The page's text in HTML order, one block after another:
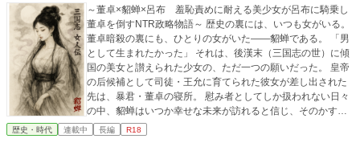
～董卓×貂蝉×呂布 羞恥責めに耐える美少女が呂布に騎乗し
董卓を倒すNTR政略物語～ 歴史の裏には、いつも女がいる。
董卓暗殺の裏にも、ひとりの女がいた――貂蝉である。 「男
として生まれたかった」 それは、後漢末（三国志の世）に傾
国の美女と讃えられた少女の、ただ一つの願いだった。 皇帝
の后候補として司徒・王允に育てられた彼女が差し出された
先は、暴君・董卓の寝所。 慰み者としてしか扱われない日々
の中、貂蝉はいつか幸せな未来が訪れると信じ、そのかすか
な希望だけを支えに耐え続けてきた。 そんな彼女の仮面の奥
歴史・時代 連載中 長編 R18